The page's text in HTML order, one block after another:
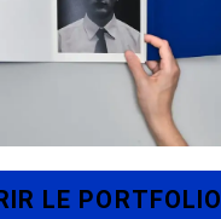
LE PORTFOLIO